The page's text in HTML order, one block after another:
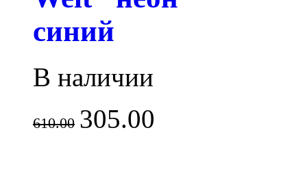
синий
В наличии
610.00 305.00